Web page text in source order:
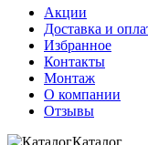
Акции
Доставка и
Избранное
Контакты
Монтаж
О компании
Отзывы
Каталог